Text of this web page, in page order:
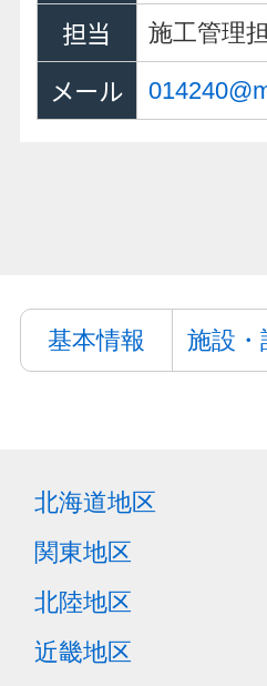
担当 施工管理
メール
基本情報 施設・
北海道地区
関東地区
北陸地区
近畿地区